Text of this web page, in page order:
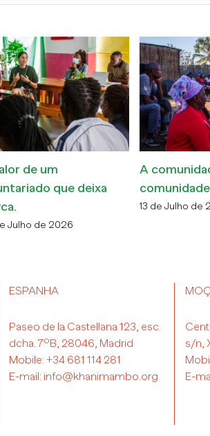
Popular BoutiKes
Abril de 2026
Dia da
10 de Abril de
dcha. 7ºB, 28046, Madrid
Mobile:+34 681 114 281
E-mail:info@khanimambo.org
s/n,
E-